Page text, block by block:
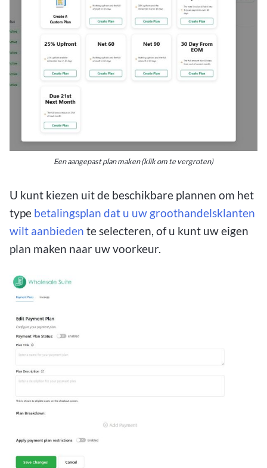
Een aangepast plan maken (klik om te vergroten)
U kunt kiezen uit de beschikbare plannen om het
type betalingsplan dat u uw groothandelsklanten
wilt aanbieden te selecteren, of u kunt uw eigen
plan maken naar uw voorkeur.